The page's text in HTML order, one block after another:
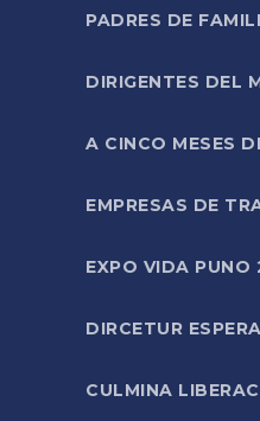
PADRES DE
DIRIGENTES DEL
A CINCO MESES
EMPRESAS DE
EXPO VIDA PUNO
DIRCETUR
CULMINA